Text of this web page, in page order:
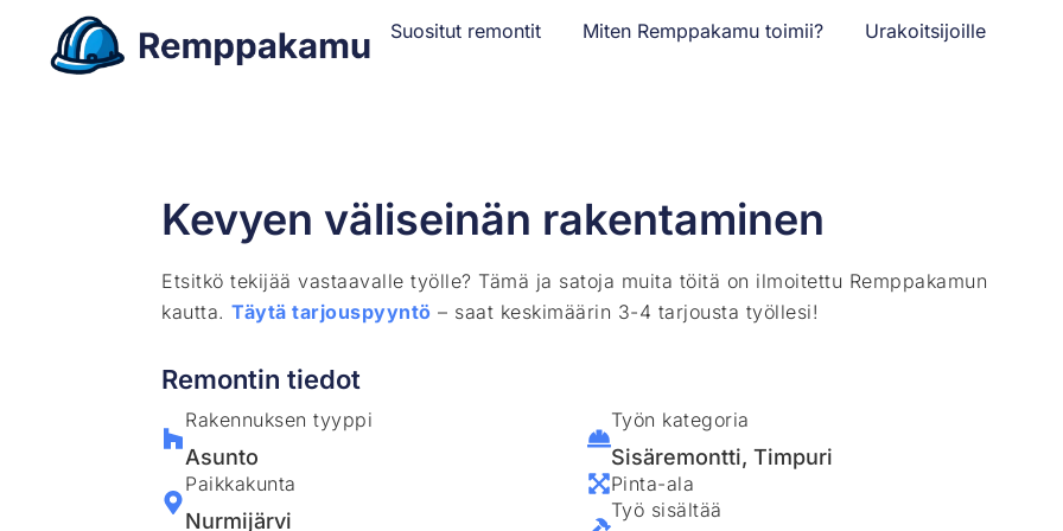
Suositut remontit Miten Remppakamu toimii? Urakoitsijoille
Kevyen väliseinän rakentaminen
Etsitkö tekijää vastaavalle työlle? Tämä ja satoja muita töitä on ilmoitettu Remppakamun
kautta.Täytä tarjouspyyntö – saat keskimäärin 3-4 tarjousta työllesi!
Remontin tiedot
Rakennuksen tyyppi
Asunto
Paikkakunta
Nurmijärvi
Työn kategoria
Sisäremontti, Timpuri
Pinta-ala
Työ sisältää